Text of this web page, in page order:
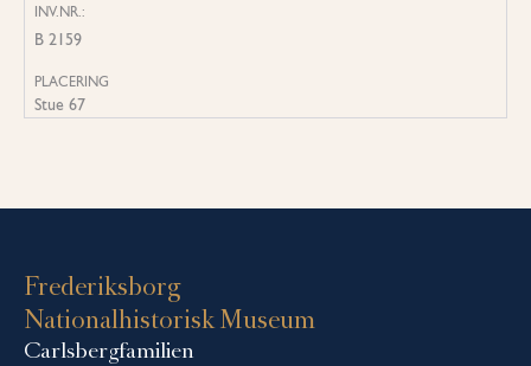
INV.NR.:
B 2159
PLACERING
Stue 67
Frederiksborg
Nationalhistorisk Museum
Carlsbergfamilien